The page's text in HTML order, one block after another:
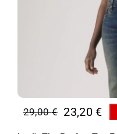
29,00€
Original23,20 €
Η